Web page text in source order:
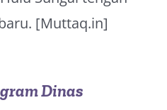
[Muttaq.in]
Dinas